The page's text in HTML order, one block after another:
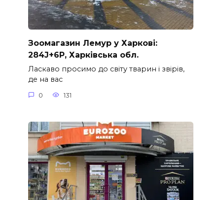
Зоомагазин Лемур у Харкові:
284J+6P, Харківська обл.
Ласкаво просимо до світу тварин і звірів,
де на вас
0 131